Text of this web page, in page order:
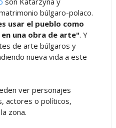
búlgaro-polaco.
usar el pueblo como
una obra de arte". Y
de arte búlgaros y
nueva vida a este
ver personajes
actores o políticos,
zona.